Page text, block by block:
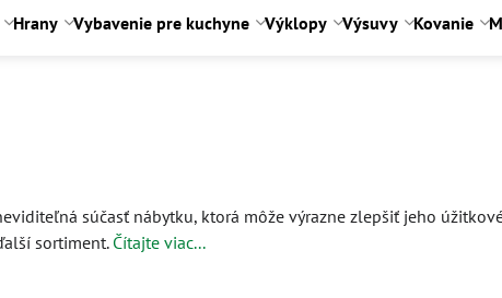
Hrany Vybavenie pre kuchyne Výklopy Výsuvy Kovanie
súčasť nábytku, ktorá môže výrazne zlepšiť jeho
sortiment. Čítajte viac...